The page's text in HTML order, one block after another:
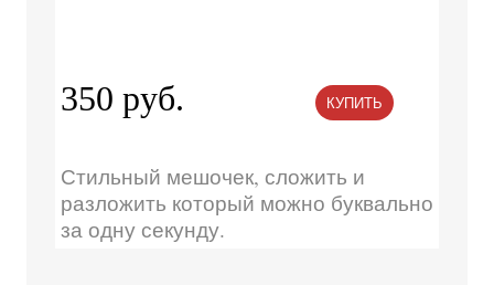
350 руб. КУПИТЬ
Стильный мешочек, сложить и
разложить который можно буквально
за одну секунду.